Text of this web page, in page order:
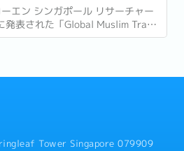
エン シンガポール リサーチャー
表された「Global Muslim Travel
うムスリム (イスラム教を信仰し
Tower Singapore 079909